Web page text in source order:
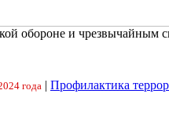
обороне и чрезвычайным
года | Профилактика